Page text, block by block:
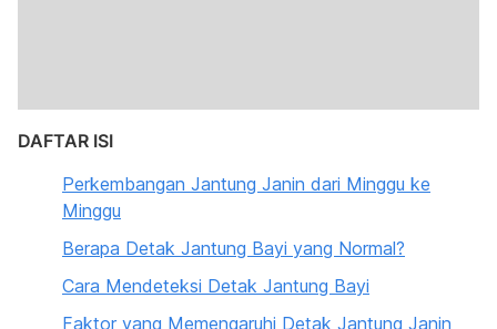
DAFTAR ISI
Perkembangan Jantung Janin dari Minggu ke
Minggu
Berapa Detak Jantung Bayi yang Normal?
Cara Mendeteksi Detak Jantung Bayi
Faktor yang Memengaruhi Detak Jantung Janin